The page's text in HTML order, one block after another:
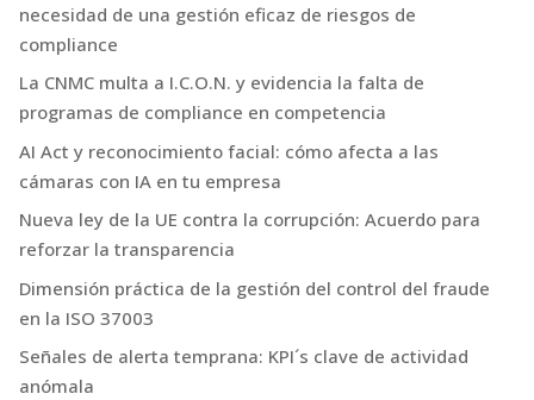
necesidad de una gestión eficaz de riesgos de
compliance
La CNMC multa a I.C.O.N. y evidencia la falta de
programas de compliance en competencia
AI Act y reconocimiento facial: cómo afecta a las
cámaras con IA en tu empresa
Nueva ley de la UE contra la corrupción: Acuerdo para
reforzar la transparencia
Dimensión práctica de la gestión del control del fraude
en la ISO 37003
Señales de alerta temprana: KPI´s clave de actividad
anómala